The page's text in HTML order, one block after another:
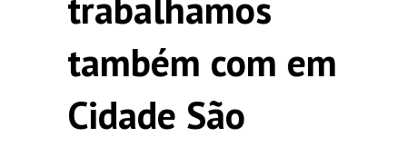
também com em
Cidade São